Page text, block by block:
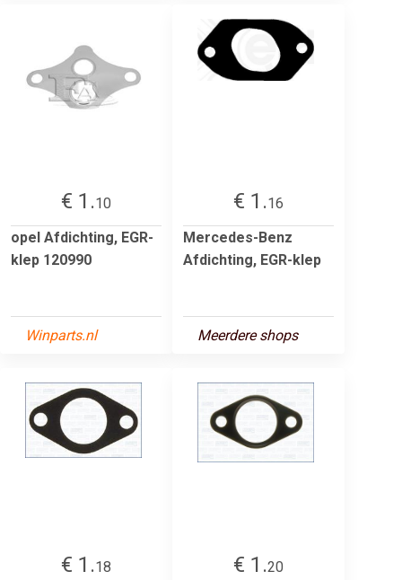
€ 1.10
opel Afdichting, EGR-
klep 120990
Winparts.nl
€ 1.16
Mercedes-Benz
Afdichting, EGR-klep
Meerdere shops
€ 1.18
€ 1.20